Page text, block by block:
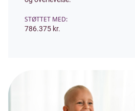
STØTTET MED:
786.375 kr.